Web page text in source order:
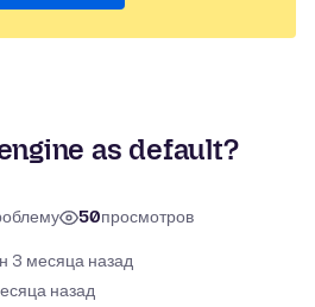
as default?
50просмотров
3 месяца назад
назад